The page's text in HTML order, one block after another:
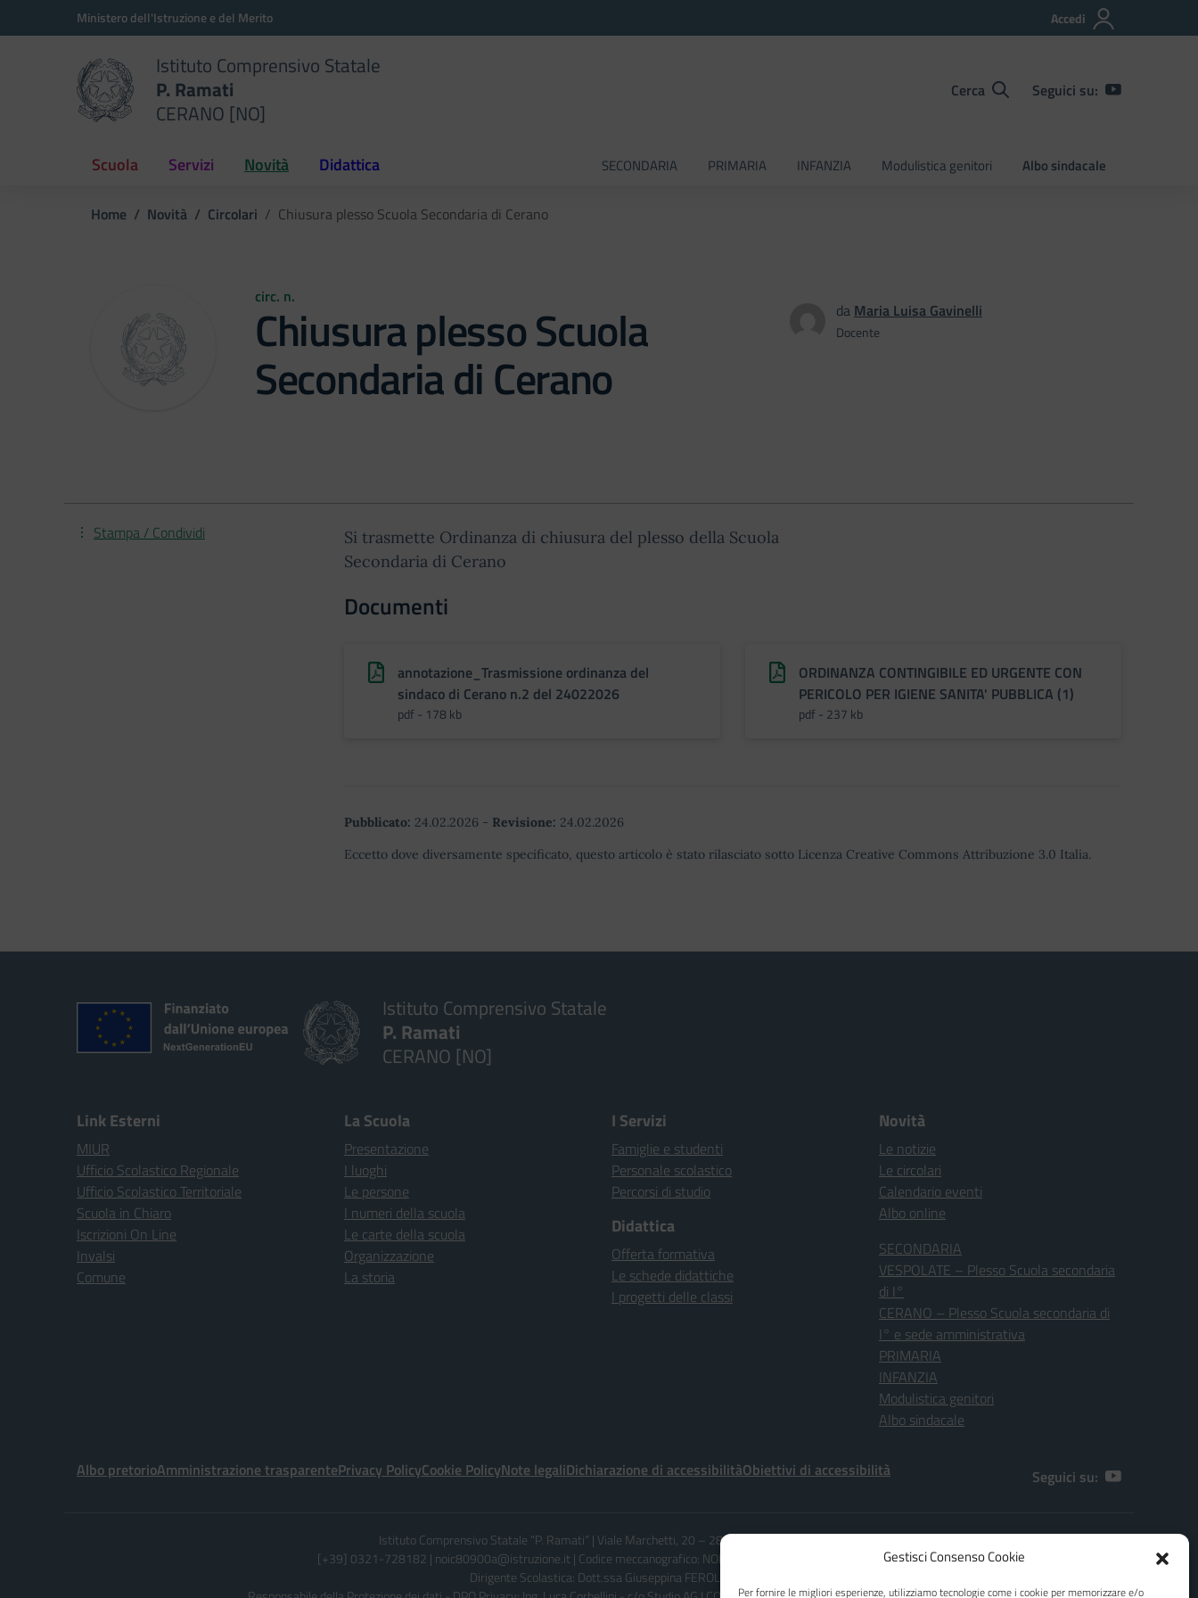
Gestisci Consenso Cookie
Per fornire le migliori esperienze, utilizziamo tecnologie come i cookie per memorizzare e/o
Vai ai contenuti
Vai al menu di navigazioneMinistero dell'Istruzione e del Merito Accedi
Istituto Comprensivo Statale
P. Ramati
CERANO [NO]
Cerca Seguici su:
Scuola Servizi Novità Didattica SECONDARIA PRIMARIA INFANZIA Modulistica genitori Albo sindacale
Home Novità Circolari Chiusura plesso Scuola Secondaria di Cerano
circ. n.
Chiusura plesso Scuola
Secondaria di Cerano
da Maria Luisa Gavinelli
Docente
Si trasmette Ordinanza di chiusura del plesso della Scuola
Secondaria di Cerano
Documenti
annotazione_Trasmissione ordinanza del
sindaco di Cerano n.2 del 24022026
pdf - 178 kb
ORDINANZA CONTINGIBILE ED URGENTE CON
PERICOLO PER IGIENE SANITA' PUBBLICA (1)
pdf - 237 kb
Pubblicato: 24.02.2026 - Revisione: 24.02.2026
Eccetto dove diversamente specificato, questo articolo è stato rilasciato sotto Licenza Creative Commons Attribuzione 3.0 Italia.
Stampa / Condividi
Istituto Comprensivo Statale
P. Ramati
CERANO [NO]
Link Esterni
MIUR
Ufficio Scolastico Regionale
Ufficio Scolastico Territoriale
Scuola in Chiaro
Iscrizioni On Line
Invalsi
Comune
La Scuola
Presentazione
I luoghi
Le persone
I numeri della scuola
Le carte della scuola
Organizzazione
La storia
I Servizi
Famiglie e studenti
Personale scolastico
Percorsi di studio
Didattica
Offerta formativa
Le schede didattiche
I progetti delle classi
Novità
Le notizie
Le circolari
Calendario eventi
Albo online
SECONDARIA
VESPOLATE – Plesso Scuola secondaria
di I°
CERANO – Plesso Scuola secondaria di
I° e sede amministrativa
PRIMARIA
INFANZIA
Modulistica genitori
Albo sindacale
Albo pretorioAmministrazione trasparentePrivacy PolicyCookie PolicyNote legaliDichiarazione di accessibilitàObiettivi di accessibilità Seguici su:
Istituto Comprensivo Statale “P. Ramati” | Viale Marchetti, 20 – 28065 CERANO [NO]
[+39] 0321-728182 | noic80900a@istruzione.it | Codice meccanografico: NOIC80900A - C.F. 80010970038
Dirigente Scolastica: Dott.ssa Giuseppina FEROLO